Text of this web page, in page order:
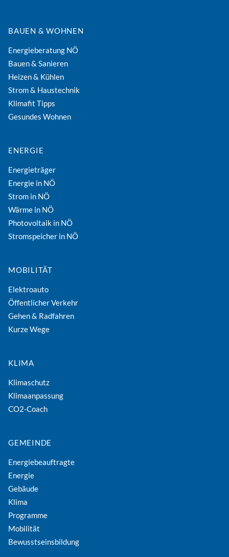
BAUEN & WOHNEN
Energieberatung NÖ
Bauen & Sanieren
Heizen & Kühlen
Strom & Haustechnik
Klimafit Tipps
Gesundes Wohnen
ENERGIE
Energieträger
Energie in NÖ
Strom in NÖ
Wärme in NÖ
Photovoltaik in NÖ
Stromspeicher in NÖ
MOBILITÄT
Elektroauto
Öffentlicher Verkehr
Gehen & Radfahren
Kurze Wege
KLIMA
Klimaschutz
Klimaanpassung
CO2-Coach
GEMEINDE
Energiebeauftragte
Energie
Gebäude
Klima
Programme
Mobilität
Bewusstseinsbildung